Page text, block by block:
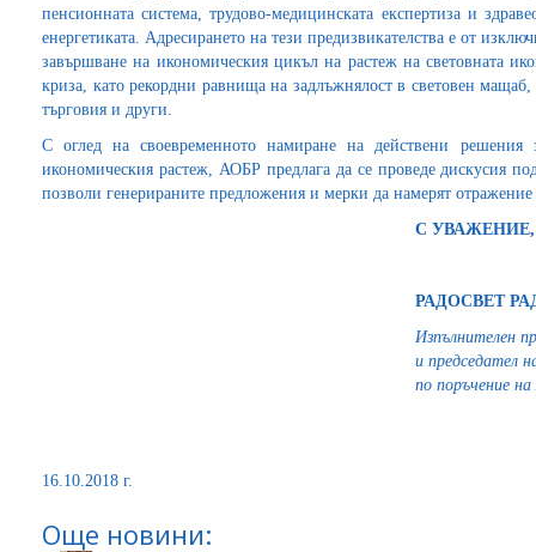
пенсионната система, трудово-медицинската експертиза и
енергетиката. Адресирането на тези предизвикателства е от
завършване на икономическия цикъл на растеж на световната
криза, като рекордни равнища на задлъжнялост в световен мащаб,
търговия и други.
С оглед на своевременното намиране на действени
икономическия растеж, АОБР предлага да се проведе дискусия
позволи генерираните предложения и мерки да намерят
С УВАЖЕНИЕ,
РАДОСВЕТ
Изпълнителен
и председател
по поръчение
16.10.2018 г.
Още новини: